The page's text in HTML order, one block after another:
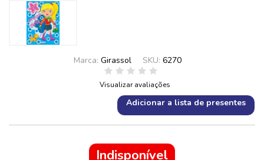
Marca: Girassol SKU: 6270
Visualizar avaliações
Adicionar a lista de presentes
Indisponível